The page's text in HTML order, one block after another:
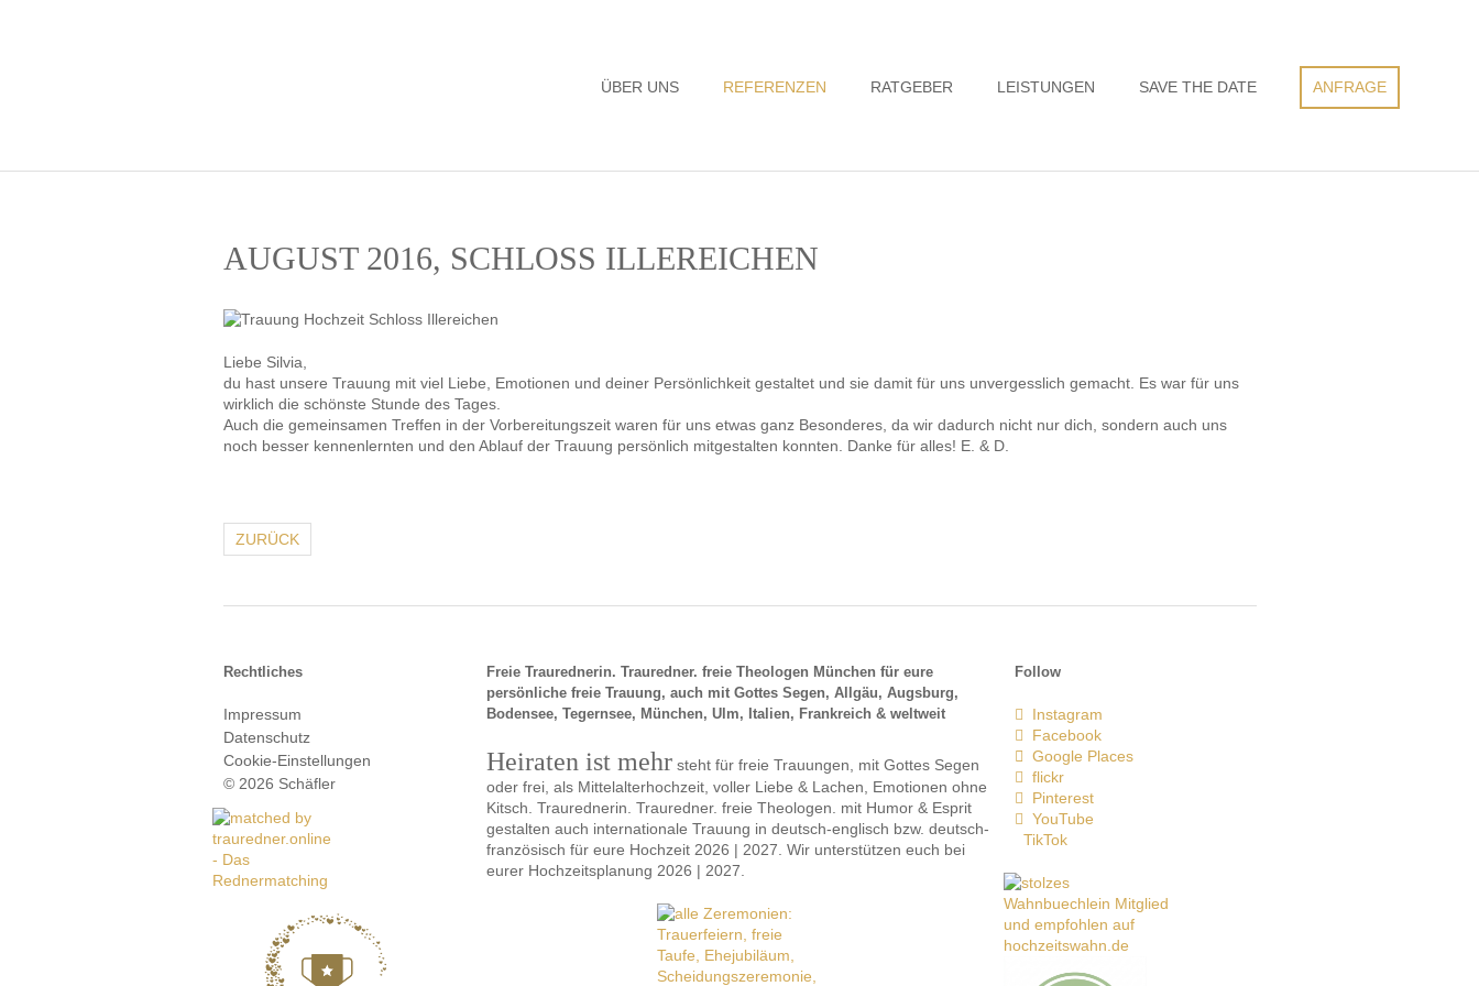
ANFRAGE
Navigation
ÜBER UNS REFERENZEN RATGEBER LEISTUNGEN SAVE THE DATE
AUGUST 2016, SCHLOSS ILLEREICHEN
Liebe Silvia,
du hast unsere Trauung mit viel Liebe, Emotionen und deiner Persönlichkeit gestaltet und sie damit für uns unvergesslich gemacht. Es war für uns
wirklich die schönste Stunde des Tages.
Auch die gemeinsamen Treffen in der Vorbereitungszeit waren für uns etwas ganz Besonderes, da wir dadurch nicht nur dich, sondern auch uns
noch besser kennenlernten und den Ablauf der Trauung persönlich mitgestalten konnten. Danke für alles! E. & D.
ZURÜCK
Rechtliches
Impressum
Datenschutz
Cookie-Einstellungen
© 2026 Schäfler
Freie Traurednerin. Trauredner. freie Theologen München für eure
persönliche freie Trauung, auch mit Gottes Segen, Allgäu, Augsburg,
Bodensee, Tegernsee, München, Ulm, Italien, Frankreich & weltweit
Heiraten ist mehr steht für freie Trauungen, mit Gottes Segen
oder frei, als Mittelalterhochzeit, voller Liebe & Lachen, Emotionen ohne
Kitsch. Traurednerin. Trauredner. freie Theologen. mit Humor & Esprit
gestalten auch internationale Trauung in deutsch-englisch bzw. deutsch-
französisch für eure Hochzeit 2026 | 2027. Wir unterstützen euch bei
eurer Hochzeitsplanung 2026 | 2027.
Follow
Instagram
Facebook
Google Places
flickr
Pinterest
YouTube
TikTok